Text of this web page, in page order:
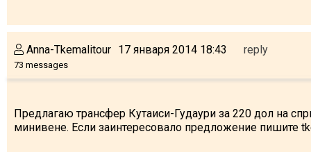
Anna-Tkemalitour
73 messages
17 января 2014 18:43 reply
Предлагаю трансфер Кутаиси-Гудаури за 220 дол на
минивене. Если заинтересовало предложение пишите